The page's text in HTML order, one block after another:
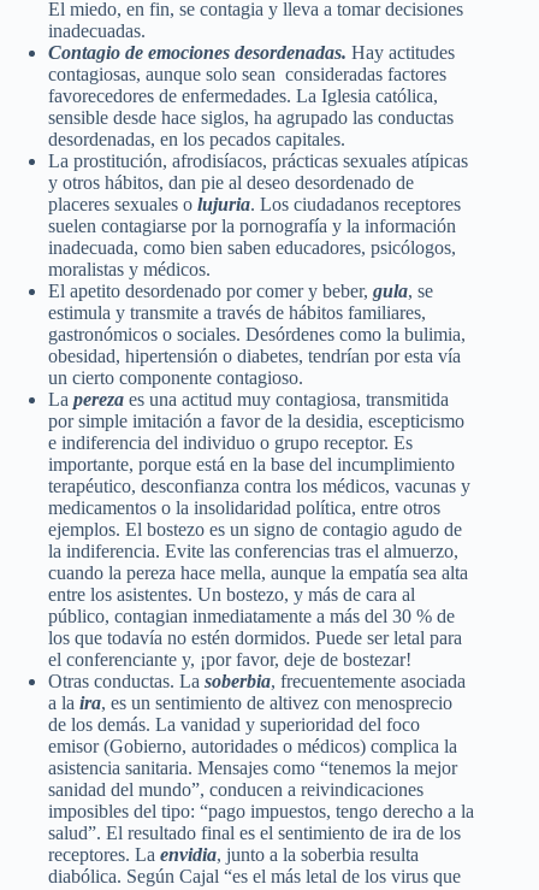
El miedo, en fin, se contagia y lleva a tomar decisiones
inadecuadas.
Contagio de emociones desordenadas. Hay actitudes
contagiosas, aunque solo sean consideradas factores
favorecedores de enfermedades. La Iglesia católica,
sensible desde hace siglos, ha agrupado las conductas
desordenadas, en los pecados capitales.
La prostitución, afrodisíacos, prácticas sexuales atípicas
y otros hábitos, dan pie al deseo desordenado de
placeres sexuales o lujuria. Los ciudadanos receptores
suelen contagiarse por la pornografía y la información
inadecuada, como bien saben educadores, psicólogos,
moralistas y médicos.
El apetito desordenado por comer y beber, gula, se
estimula y transmite a través de hábitos familiares,
gastronómicos o sociales. Desórdenes como la bulimia,
obesidad, hipertensión o diabetes, tendrían por esta vía
un cierto componente contagioso.
La pereza es una actitud muy contagiosa, transmitida
por simple imitación a favor de la desidia, escepticismo
e indiferencia del individuo o grupo receptor. Es
importante, porque está en la base del incumplimiento
terapéutico, desconfianza contra los médicos, vacunas y
medicamentos o la insolidaridad política, entre otros
ejemplos. El bostezo es un signo de contagio agudo de
la indiferencia. Evite las conferencias tras el almuerzo,
cuando la pereza hace mella, aunque la empatía sea alta
entre los asistentes. Un bostezo, y más de cara al
público, contagian inmediatamente a más del 30 % de
los que todavía no estén dormidos. Puede ser letal para
el conferenciante y, ¡por favor, deje de bostezar!
Otras conductas. La soberbia, frecuentemente asociada
a la ira, es un sentimiento de altivez con menosprecio
de los demás. La vanidad y superioridad del foco
emisor (Gobierno, autoridades o médicos) complica la
asistencia sanitaria. Mensajes como “tenemos la mejor
sanidad del mundo”, conducen a reivindicaciones
imposibles del tipo: “pago impuestos, tengo derecho a la
salud”. El resultado final es el sentimiento de ira de los
receptores. La envidia, junto a la soberbia resulta
diabólica. Según Cajal “es el más letal de los virus que